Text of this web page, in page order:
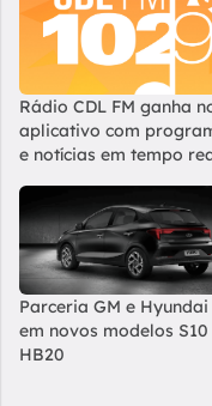
Rádio CDL FM ganha
aplicativo com
e notícias em tempo
Parceria GM e
em novos modelos S10
HB20